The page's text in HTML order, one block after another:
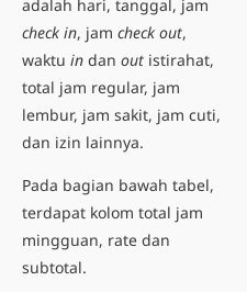
adalah hari, tanggal, jam
check in, jam check out,
waktu in dan out istirahat,
total jam regular, jam
lembur, jam sakit, jam cuti,
dan izin lainnya.
Pada bagian bawah tabel,
terdapat kolom total jam
mingguan, rate dan
subtotal.